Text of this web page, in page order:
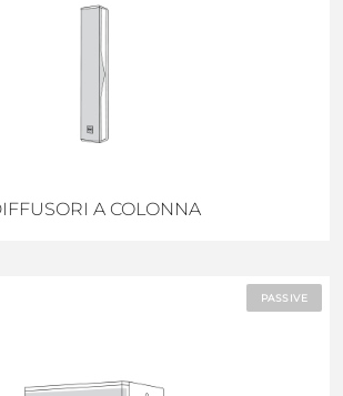
A COLONNA
PASSIVE